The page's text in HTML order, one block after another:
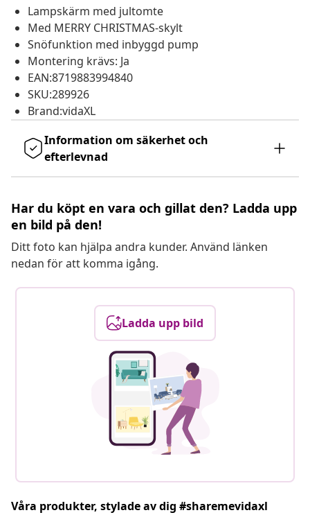
Lampskärm med jultomte
Med MERRY CHRISTMAS-skylt
Snöfunktion med inbyggd pump
Montering krävs: Ja
EAN:8719883994840
SKU:289926
Brand:vidaXL
Information om säkerhet och
efterlevnad
Har du köpt en vara och gillat den? Ladda upp
en bild på den!
Ditt foto kan hjälpa andra kunder. Använd länken
nedan för att komma igång.
Ladda upp bild
Våra produkter, stylade av dig #sharemevidaxl